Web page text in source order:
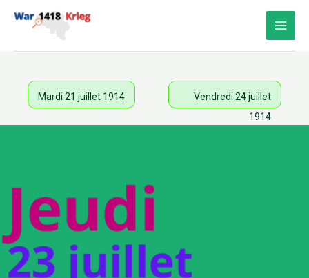
Mardi 21 juillet 1914
Vendredi 24 juillet
1914